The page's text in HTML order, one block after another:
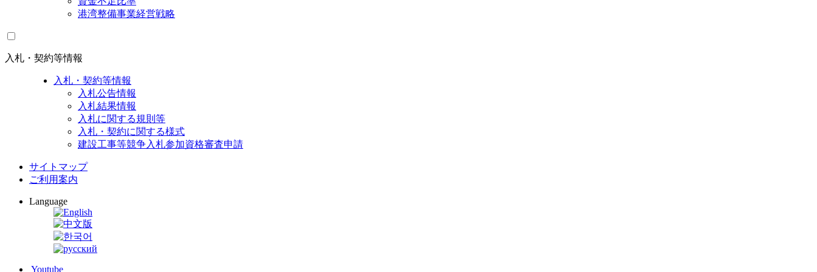
港湾整備事業経営戦略
入札・契約等情報
入札・契約等情報
入札公告情報
入札結果情報
入札に関する規則等
入札・契約に関する様式
建設工事等競争入札参加資格審査申請
サイトマップ
ご利用案内
Language
Youtube